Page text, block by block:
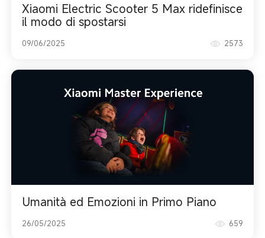
Xiaomi Electric Scooter 5 Max ridefinisce
il modo di spostarsi
09/06/2025 2573
Umanità ed Emozioni in Primo Piano
26/05/2025 659